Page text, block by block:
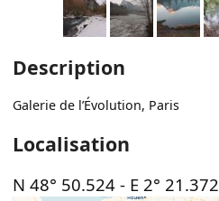
Description
Galerie de l’Évolution, Paris
Localisation
N 48° 50.524 - E 2° 21.372